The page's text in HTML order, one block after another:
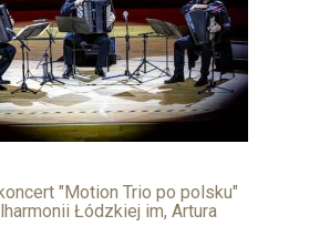
"Motion Trio po polsku"
Łódzkiej im, Artura